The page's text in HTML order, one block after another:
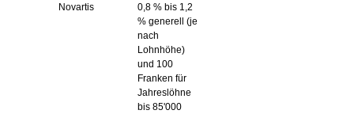
Novartis
0,8 % bis 1,2
% generell (je
nach
Lohnhöhe)
und 100
Franken für
Jahreslöhne
bis 85'000